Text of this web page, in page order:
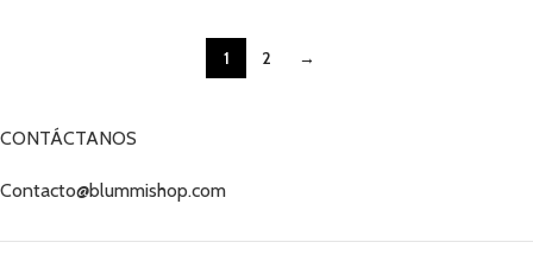
1 2 →
CONTÁCTANOS
Contacto@blummishop.com